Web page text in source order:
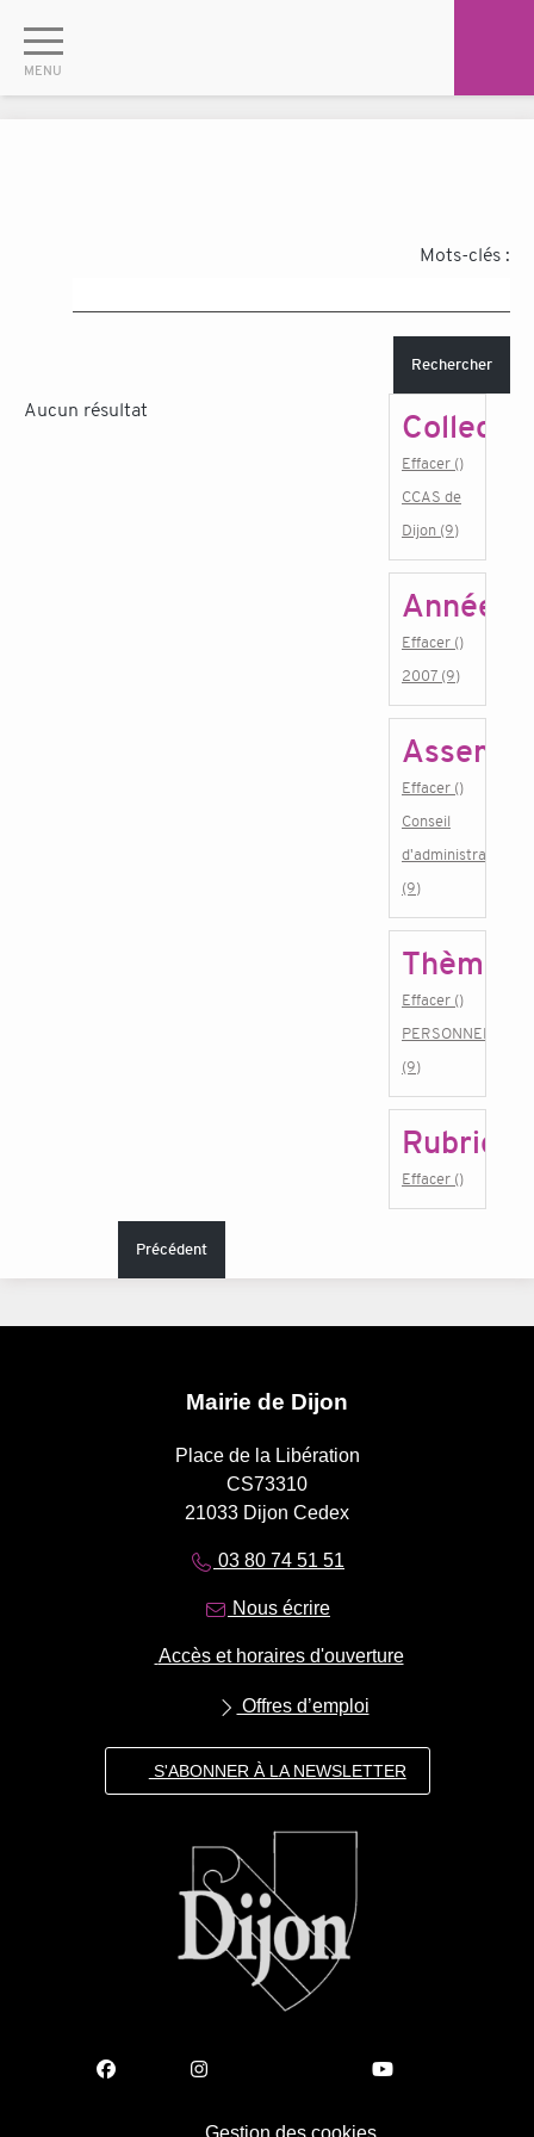
Mots-clés :
Rechercher
Aucun résultat
Effacer ()
CCAS de
Dijon (9)
Année
Effacer ()
2007 (9)
Effacer ()
Conseil
d'administration
(9)
Thème
Effacer ()
PERSONNEL
(9)
Rubrique
Effacer ()
Précédent
Mairie de Dijon
Place de la Libération
CS73310
21033 Dijon Cedex
03 80 74 51 51
Nous écrire
Accès et horaires d'ouverture
Offres d’emploi
S'ABONNER À LA NEWSLETTER
Gestion des cookies